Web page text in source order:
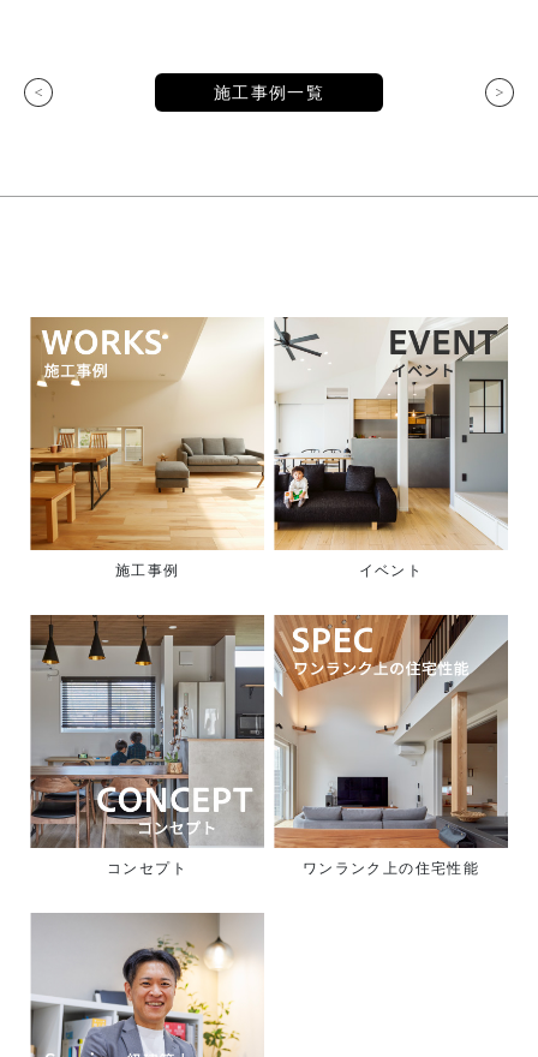
施工事例一覧
施工事例 イベント
コンセプト ワンランク上の住宅性能